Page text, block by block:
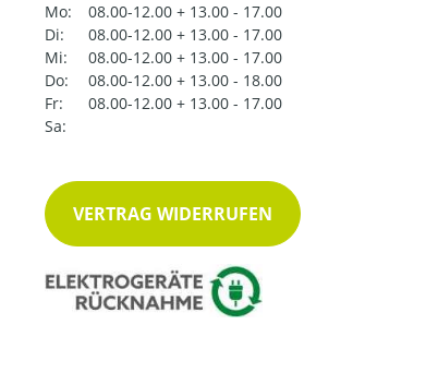
Mo:
08.00-12.00 + 13.00 - 17.00
Di:
08.00-12.00 + 13.00 - 17.00
Mi:
08.00-12.00 + 13.00 - 17.00
Do:
08.00-12.00 + 13.00 - 18.00
Fr:
08.00-12.00 + 13.00 - 17.00
Sa:
VERTRAG WIDERRUFEN